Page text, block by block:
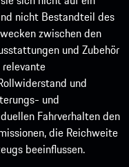
nicht Bestandteil des
zwischen den
und Zubehör
und
und
Fahrverhalten den
die Reichweite
beeinflussen.